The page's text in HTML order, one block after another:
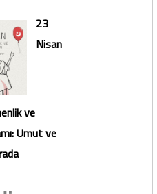
23
Nisan
ve
Umut ve